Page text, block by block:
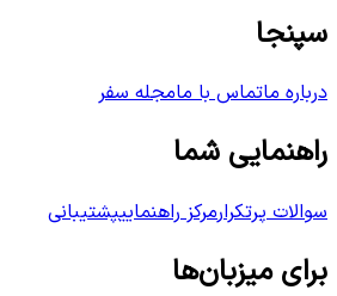
سپنجا
درباره ماتماس با مامجله سفر
راهنمایی شما
سوالات پرتکرارمرکز راهنماییپشتیبانی
برای میزبان‌ها